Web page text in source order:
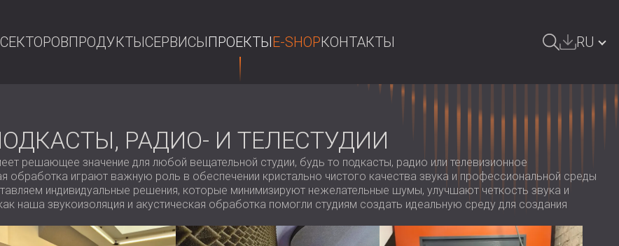
СЕКТОРОВПРОДУКТЫСЕРВИСЫПРОЕКТЫE-SHOPКОНТАКТЫ RU
ÖSTERREICH | AT
SRBIJA | RS
ROMÂNIA | RO
РАДИО- И ТЕЛЕСТУДИИ
решающее значение для любой вещательной студии, будь то подкасты, радио или телевизионное
обработка играют важную роль в обеспечении кристально чистого качества звука и профессиональной среды
индивидуальные решения, которые минимизируют нежелательные шумы, улучшают четкость звука и
наша звукоизоляция и акустическая обработка помогли студиям создать идеальную среду для создания